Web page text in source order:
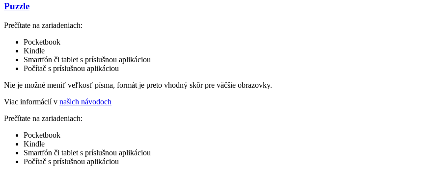
Puzzle
Prečítate na zariadeniach:
Pocketbook
Kindle
Smartfón či tablet s príslušnou aplikáciou
Počítač s príslušnou aplikáciou
Nie je možné meniť veľkosť písma, formát je preto vhodný skôr pre väčšie obrazovky.
Viac informácií v našich návodoch
Prečítate na zariadeniach:
Pocketbook
Kindle
Smartfón či tablet s príslušnou aplikáciou
Počítač s príslušnou aplikáciou